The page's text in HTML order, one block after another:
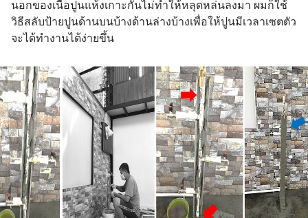
นอกของเนื้อปูนแห้งเกาะกันไม่ทำให้หลุดหล่นลงมา ผมก็ใช้
วิธีสลับป้ายปูนด้านบนบ้างด้านล่างบ้างเพื่อให้ปูนมีเวลาเซตตัว
จะได้ทำงานได้ง่ายขึ้น